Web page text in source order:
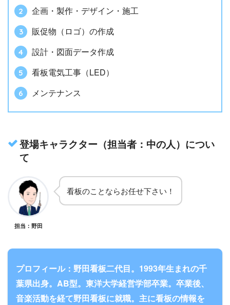
企画・製作・デザイン・施工
販促物（ロゴ）の作成
設計・図面データ作成
看板電気工事（LED）
メンテナンス
登場キャラクター（担当者：中の人）につい
て
担当：野田
看板のことならお任せ下さい！
プロフィール：野田看板二代目。1993年生まれの千
葉県出身。AB型。東洋大学経営学部卒業。卒業後、
音楽活動を経て野田看板に就職。主に看板の情報を